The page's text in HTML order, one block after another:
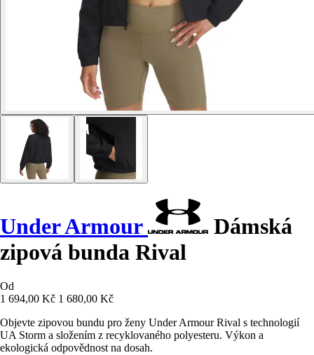
Under Armour
Dámská
zipová bunda Rival
Od
1 694,00 Kč 1 680,00 Kč
Objevte zipovou bundu pro ženy Under Armour Rival s technologií
UA Storm a složením z recyklovaného polyesteru. Výkon a
ekologická odpovědnost na dosah.